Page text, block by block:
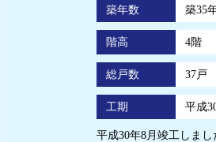
築年数 築35
階高 4階
総戸数 37戸
工期 平成
平成30年8月竣工しまし